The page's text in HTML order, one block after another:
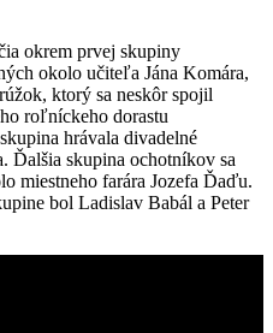
okrem prvej skupiny
okolo učiteľa Jána Komára,
ktorý sa neskôr spojil
roľníckeho dorastu
hrávala divadelné
Ďalšia skupina ochotníkov sa
miestneho farára Jozefa Ďaďu.
bol Ladislav Babál a Peter